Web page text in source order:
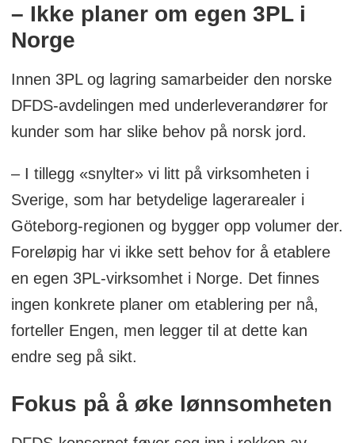
– Ikke planer om egen 3PL i
Norge
Innen 3PL og lagring samarbeider den norske
DFDS-avdelingen med underleverandører for
kunder som har slike behov på norsk jord.
– I tillegg «snylter» vi litt på virksomheten i
Sverige, som har betydelige lagerarealer i
Göteborg-regionen og bygger opp volumer der.
Foreløpig har vi ikke sett behov for å etablere
en egen 3PL-virksomhet i Norge. Det finnes
ingen konkrete planer om etablering per nå,
forteller Engen, men legger til at dette kan
endre seg på sikt.
Fokus på å øke lønnsomheten